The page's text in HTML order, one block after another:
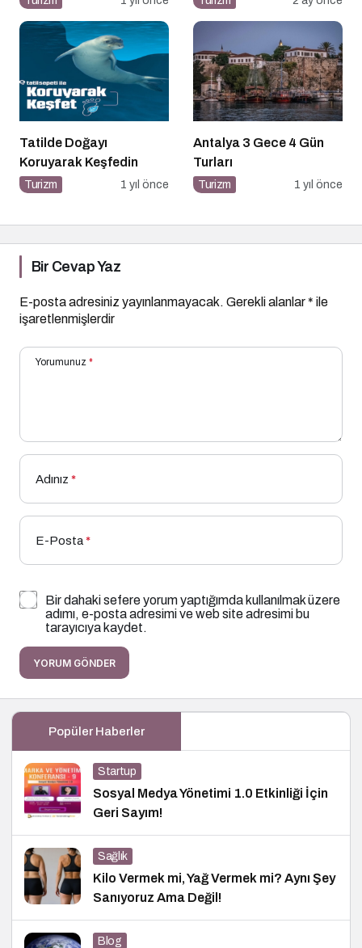
Tatilde Doğayı
Koruyarak Keşfedin
Turizm 1 yıl önce
Antalya 3 Gece 4 Gün
Turları
Turizm 1 yıl önce
Bir Cevap Yaz
E-posta adresiniz yayınlanmayacak. Gerekli alanlar* ile
işaretlenmişlerdir
Yorumunuz *
Adınız *
E-Posta*
Bir dahaki sefere yorum yaptığımda kullanılmak üzere
adımı, e-posta adresimi ve web site adresimi bu
tarayıcıya kaydet.
YORUM GÖNDER
Popüler Haberler
Startup
Sosyal Medya Yönetimi 1.0 Etkinliği İçin
Geri Sayım!
Sağlık
Kilo Vermek mi, Yağ Vermek mi? Aynı Şey
Sanıyoruz Ama Değil!
Blog